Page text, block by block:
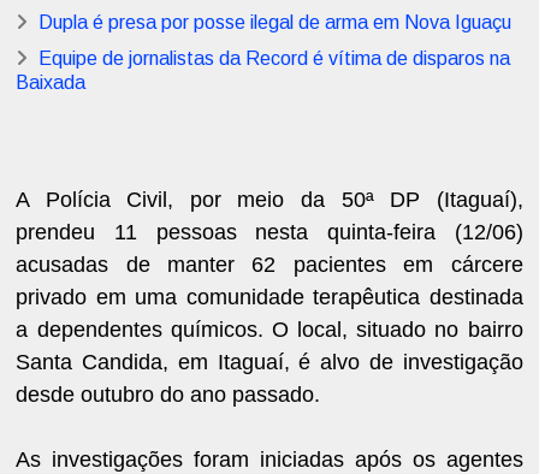
Dupla é presa por posse ilegal de arma em Nova Iguaçu
Equipe de jornalistas da Record é vítima de disparos na
Baixada
A Polícia Civil, por meio da 50ª DP (Itaguaí),
prendeu 11 pessoas nesta quinta-feira (12/06)
acusadas de manter 62 pacientes em cárcere
privado em uma comunidade terapêutica destinada
a dependentes químicos. O local, situado no bairro
Santa Candida, em Itaguaí, é alvo de investigação
desde outubro do ano passado.
As investigações foram iniciadas após os agentes